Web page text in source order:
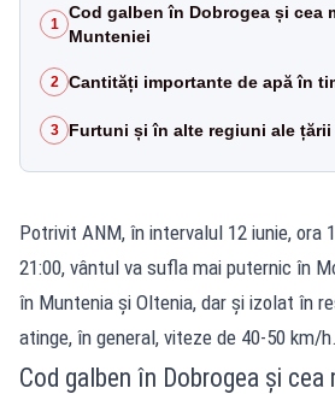
1
Cod galben în Dobrogea și cea
Munteniei
2 Cantități importante de apă în
3 Furtuni și în alte regiuni ale țării
Potrivit ANM, în intervalul 12 iunie, ora
21:00, vântul va sufla mai puternic în
în Muntenia și Oltenia, dar și izolat în
atinge, în general, viteze de 40-50 km/h.
Cod galben în Dobrogea și cea